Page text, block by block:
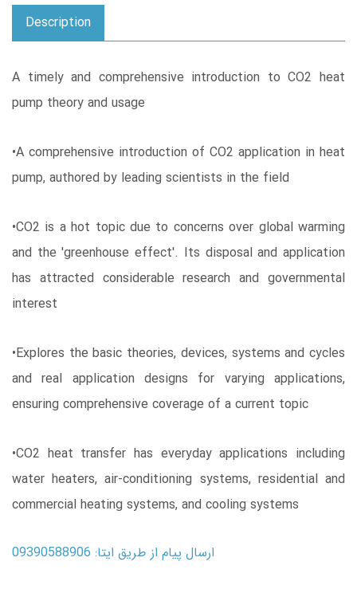
Description
A timely and comprehensive introduction to CO2 heat
pump theory and usage
•A comprehensive introduction of CO2 application in heat
pump, authored by leading scientists in the field
•CO2 is a hot topic due to concerns over global warming
and the 'greenhouse effect'. Its disposal and application
has attracted considerable research and governmental
interest
•Explores the basic theories, devices, systems and cycles
and real application designs for varying applications,
ensuring comprehensive coverage of a current topic
•CO2 heat transfer has everyday applications including
water heaters, air-conditioning systems, residential and
commercial heating systems, and cooling systems
ارسال پیام از طریق ایتا: 09390588906